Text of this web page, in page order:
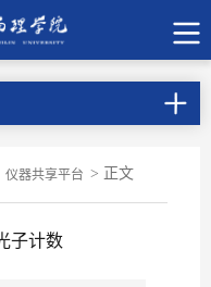
仪器共享平台 > 正文
子计数